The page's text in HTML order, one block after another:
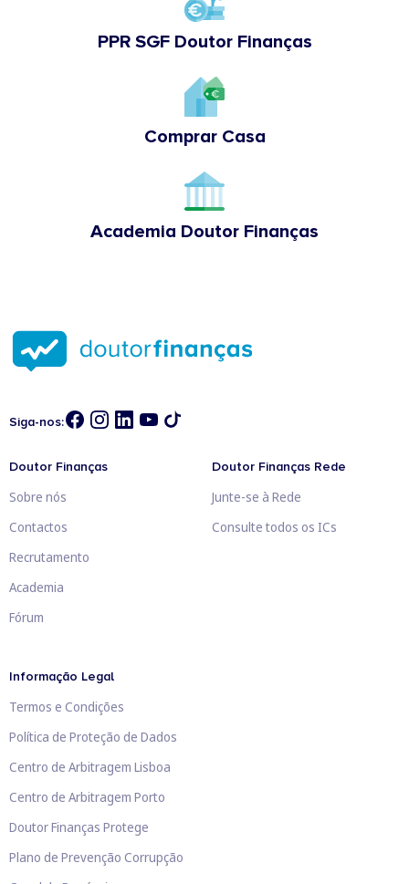
PPR SGF Doutor Finanças
Comprar Casa
Academia Doutor Finanças
Siga-nos:
Doutor Finanças
Sobre nós
Contactos
Recrutamento
Academia
Fórum
Doutor Finanças Rede
Junte-se à Rede
Consulte todos os ICs
Informação Legal
Termos e Condições
Política de Proteção de Dados
Centro de Arbitragem Lisboa
Centro de Arbitragem Porto
Doutor Finanças Protege
Plano de Prevenção Corrupção